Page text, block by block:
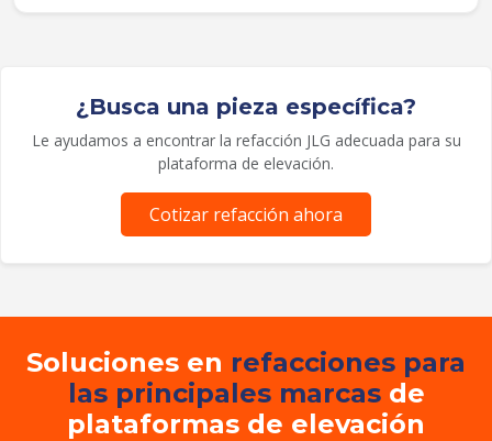
¿Busca una pieza específica?
Le ayudamos a encontrar la refacción JLG adecuada para su
plataforma de elevación.
Cotizar refacción ahora
Soluciones en refacciones para
las principales marcasde
plataformas de elevación